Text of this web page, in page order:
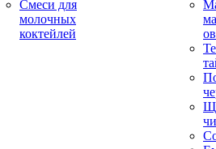
Смеси для
молочных
коктейлей